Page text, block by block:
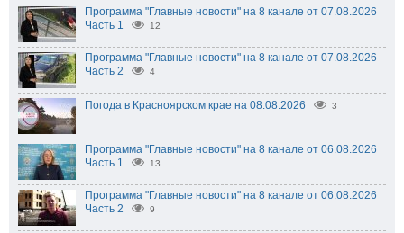
Программа "Главные новости" на 8 канале от 07.08.2026
Часть 1
12
Программа "Главные новости" на 8 канале от 07.08.2026
Часть 2
4
Погода в Красноярском крае на 08.08.2026 3
Программа "Главные новости" на 8 канале от 06.08.2026
Часть 1
13
Программа "Главные новости" на 8 канале от 06.08.2026
Часть 2
9